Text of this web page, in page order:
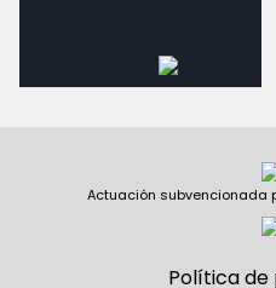
Actuación subvencionada
Política